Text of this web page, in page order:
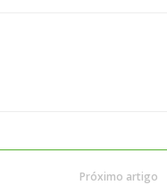
Próximo artigo